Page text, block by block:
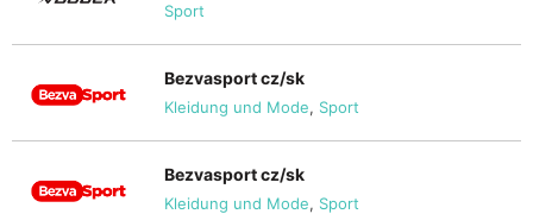
Sport
Bezvasport cz/sk
Kleidung und Mode, Sport
Bezvasport cz/sk
Kleidung und Mode, Sport